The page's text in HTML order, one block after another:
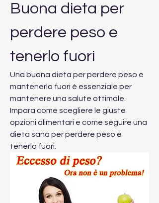
Buona dieta per
perdere peso e
tenerlo fuori
Una buona dieta per perdere peso e
mantenerlo fuori è essenziale per
mantenere una salute ottimale.
Impara come scegliere le giuste
opzioni alimentari e come seguire una
dieta sana per perdere peso e
tenerlo fuori.